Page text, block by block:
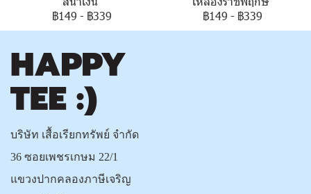
฿149 - ฿339
฿149 - ฿339
บริษัท เสื้อเรียกทรัพย์ จำกัด
36 ซอยเพชรเกษม 22/1
แขวงปากคลองภาษีเจริญ